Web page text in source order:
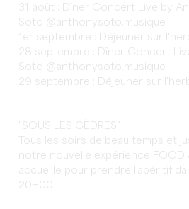
31 août : Dîner Concert Live by
Soto @anthonysoto.musique
1er septembre : Déjeuner sur
28 septembre : Dîner Concert
Soto @anthonysoto.musique
29 septembre : Déjeuner sur
"SOUS LES CÈDRES"
Tous les soirs de beau temps et
notre nouvelle expérience FOOD
accueille pour prendre l'apéritif
20H00 !